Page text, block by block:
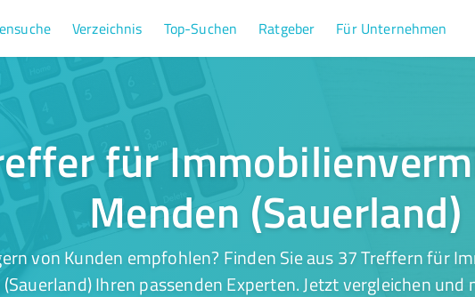
Verzeichnis Top-Suchen Ratgeber Für Unternehmen
für
Menden (Sauerland)
von Kunden empfohlen? Finden Sie aus 37 Treffern für
Ihren passenden Experten. Jetzt vergleichen